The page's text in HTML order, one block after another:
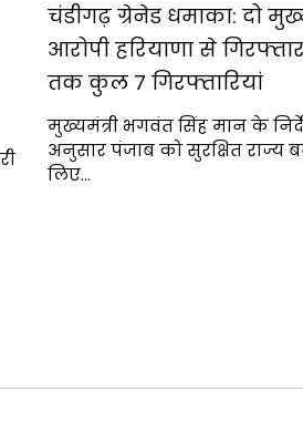
चंडीगढ़ ग्रेनेड धमाका: दो
आरोपी हरियाणा से
तक कुल 7 गिरफ्तारियां
मुख्यमंत्री भगवंत सिंह मान के
अनुसार पंजाब को सुरक्षित राज्य
लिए…